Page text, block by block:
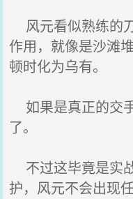
风元看似熟练的
作用，就像是沙滩
顿时化为乌有。
如果是真正的交
了。
不过这毕竟是实
护，风元不会出现任